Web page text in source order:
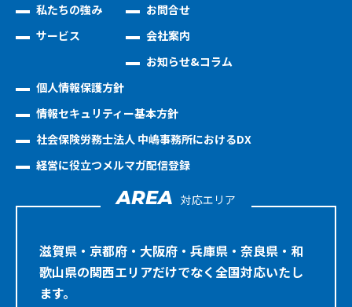
私たちの強み
サービス
お問合せ
会社案内
お知らせ&コラム
個人情報保護方針
情報セキュリティー基本方針
社会保険労務士法人 中嶋事務所におけるDX
経営に役立つメルマガ配信登録
AREA 対応エリア
滋賀県・京都府・大阪府・兵庫県・奈良県・和
歌山県の関西エリアだけでなく全国対応いたし
ます。